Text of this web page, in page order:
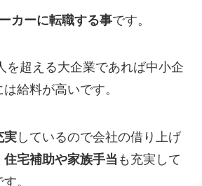
カーに転職する事です。
を超える大企業であれば中小企
給料が高いです。
実 しているので会社の借り上げ
住宅補助や家族手当 も充実して
。